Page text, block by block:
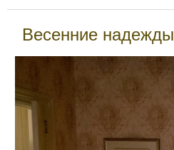
Весенние надежды